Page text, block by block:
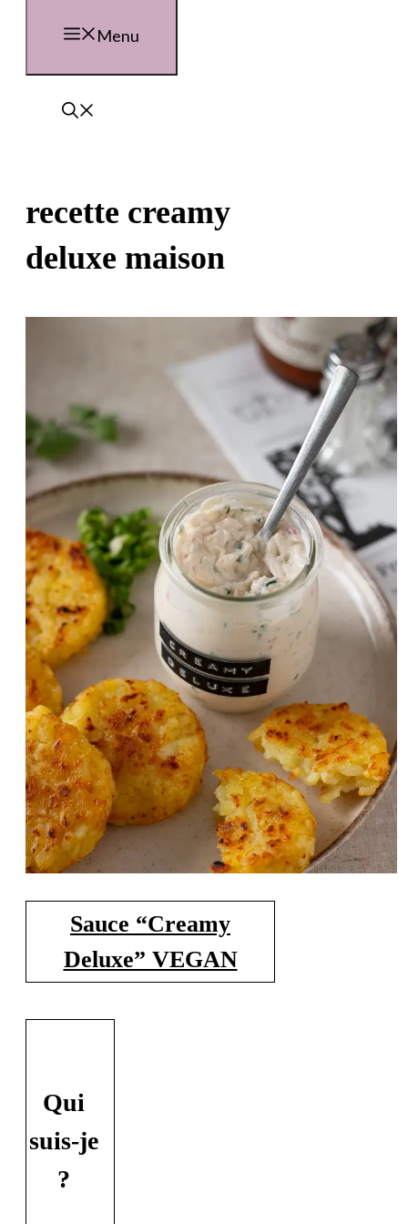
Menu
recette creamy
deluxe maison
Sauce “Creamy
Deluxe” VEGAN
Qui
suis-je
?